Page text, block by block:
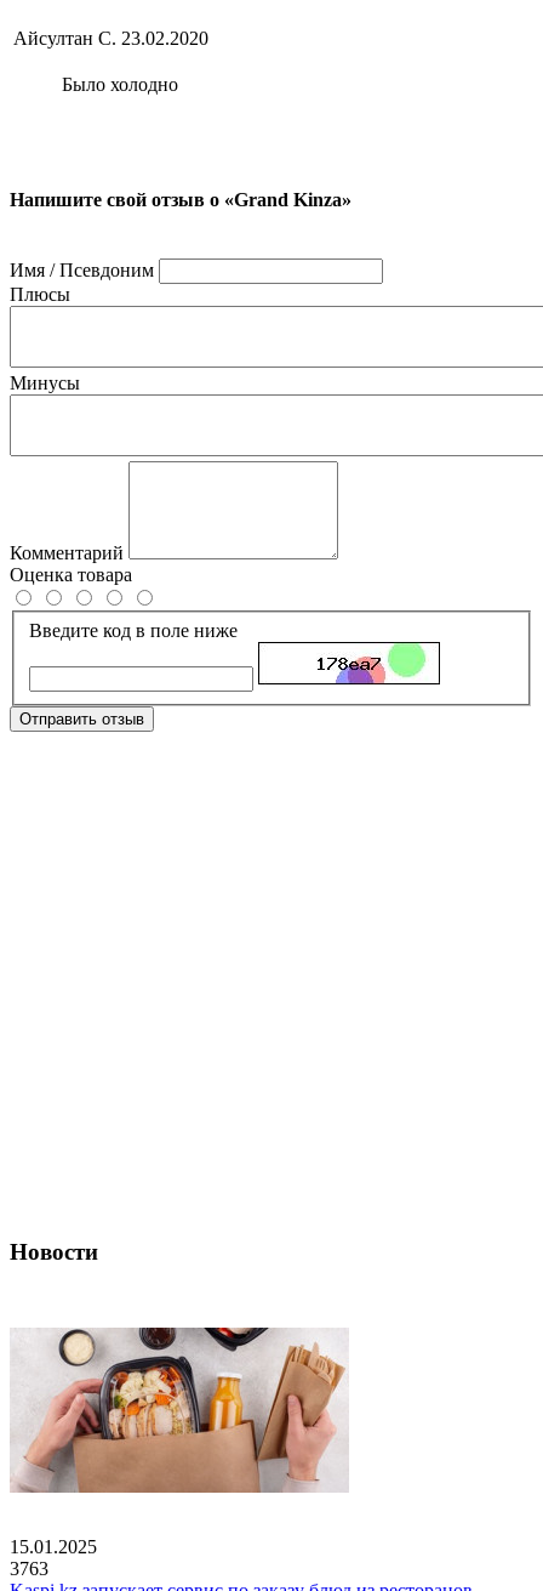
Айсултан С. 23.02.2020
Было холодно
Напишите свой отзыв о «Grand Kinza»
Имя / Псевдоним
Плюсы
Минусы
Комментарий
Оценка товара
Введите код в поле ниже
Отправить отзыв
Новости
15.01.2025
3763